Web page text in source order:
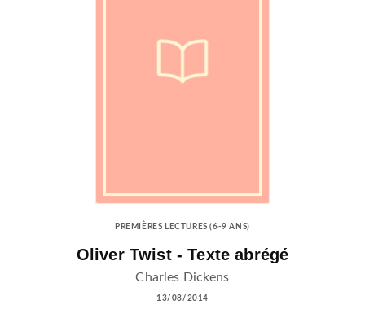
PREMIÈRES LECTURES (6-9 ANS)
Oliver Twist - Texte abrégé
Charles Dickens
13/08/2014